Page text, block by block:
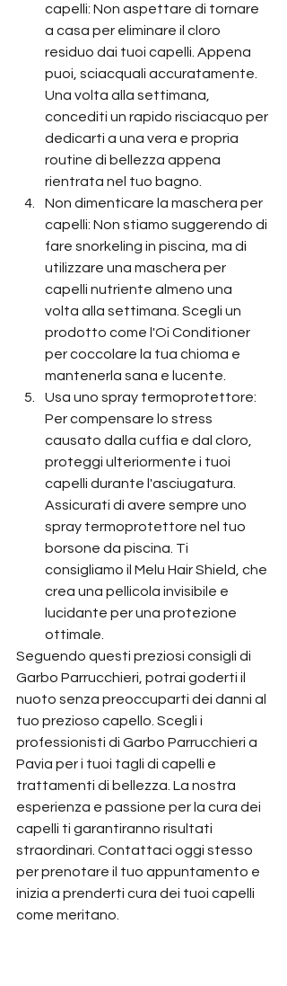
capelli: Non aspettare di tornare
a casa per eliminare il cloro
residuo dai tuoi capelli. Appena
puoi, sciacquali accuratamente.
Una volta alla settimana,
concediti un rapido risciacquo per
dedicarti a una vera e propria
routine di bellezza appena
rientrata nel tuo bagno.
Non dimenticare la maschera per
capelli: Non stiamo suggerendo di
fare snorkeling in piscina, ma di
utilizzare una maschera per
capelli nutriente almeno una
volta alla settimana. Scegli un
prodotto come l'Oi Conditioner
per coccolare la tua chioma e
mantenerla sana e lucente.
Usa uno spray termoprotettore:
Per compensare lo stress
causato dalla cuffia e dal cloro,
proteggi ulteriormente i tuoi
capelli durante l'asciugatura.
Assicurati di avere sempre uno
spray termoprotettore nel tuo
borsone da piscina. Ti
consigliamo il Melu Hair Shield, che
crea una pellicola invisibile e
lucidante per una protezione
ottimale.
Seguendo questi preziosi consigli di
Garbo Parrucchieri, potrai goderti il
nuoto senza preoccuparti dei danni al
tuo prezioso capello. Scegli i
professionisti di Garbo Parrucchieri a
Pavia per i tuoi tagli di capelli e
trattamenti di bellezza. La nostra
esperienza e passione per la cura dei
capelli ti garantiranno risultati
straordinari. Contattaci oggi stesso
per prenotare il tuo appuntamento e
inizia a prenderti cura dei tuoi capelli
come meritano.